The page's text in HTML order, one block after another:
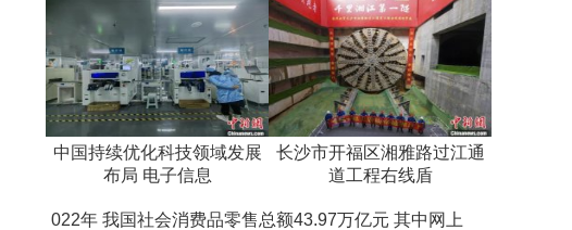
中国持续优化科技领域发展
布局 电子信息
长沙市开福区湘雅路过江通
道工程右线盾
022年 我国社会消费品零售总额43.97万亿元 其中网上